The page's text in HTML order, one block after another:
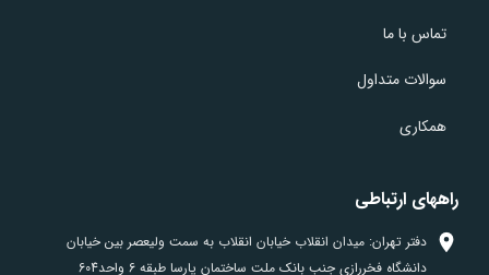
تماس با ما
سوالات متداول
همکاری
راههای ارتباطی
دفتر تهران: میدان انقلاب خیابان انقلاب به سمت ولیعصر بین خیابان
دانشگاه فخررازی جنب بانک ملت ساختمان پارسا طبقه 6 واحد604